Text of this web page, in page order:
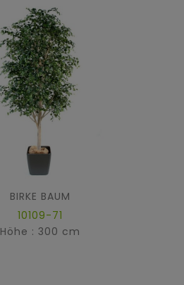
BIRKE BAUM
10109-71
Höhe : 300 cm